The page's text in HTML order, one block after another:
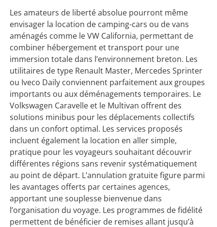
Les amateurs de liberté absolue pourront même
envisager la location de camping-cars ou de vans
aménagés comme le VW California, permettant de
combiner hébergement et transport pour une
immersion totale dans l’environnement breton. Les
utilitaires de type Renault Master, Mercedes Sprinter
ou Iveco Daily conviennent parfaitement aux groupes
importants ou aux déménagements temporaires. Le
Volkswagen Caravelle et le Multivan offrent des
solutions minibus pour les déplacements collectifs
dans un confort optimal. Les services proposés
incluent également la location en aller simple,
pratique pour les voyageurs souhaitant découvrir
différentes régions sans revenir systématiquement
au point de départ. L’annulation gratuite figure parmi
les avantages offerts par certaines agences,
apportant une souplesse bienvenue dans
l’organisation du voyage. Les programmes de fidélité
permettent de bénéficier de remises allant jusqu’à